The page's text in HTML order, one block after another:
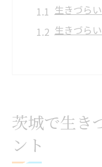
生きづら
生きづら
み出す
茨城で生き
ント